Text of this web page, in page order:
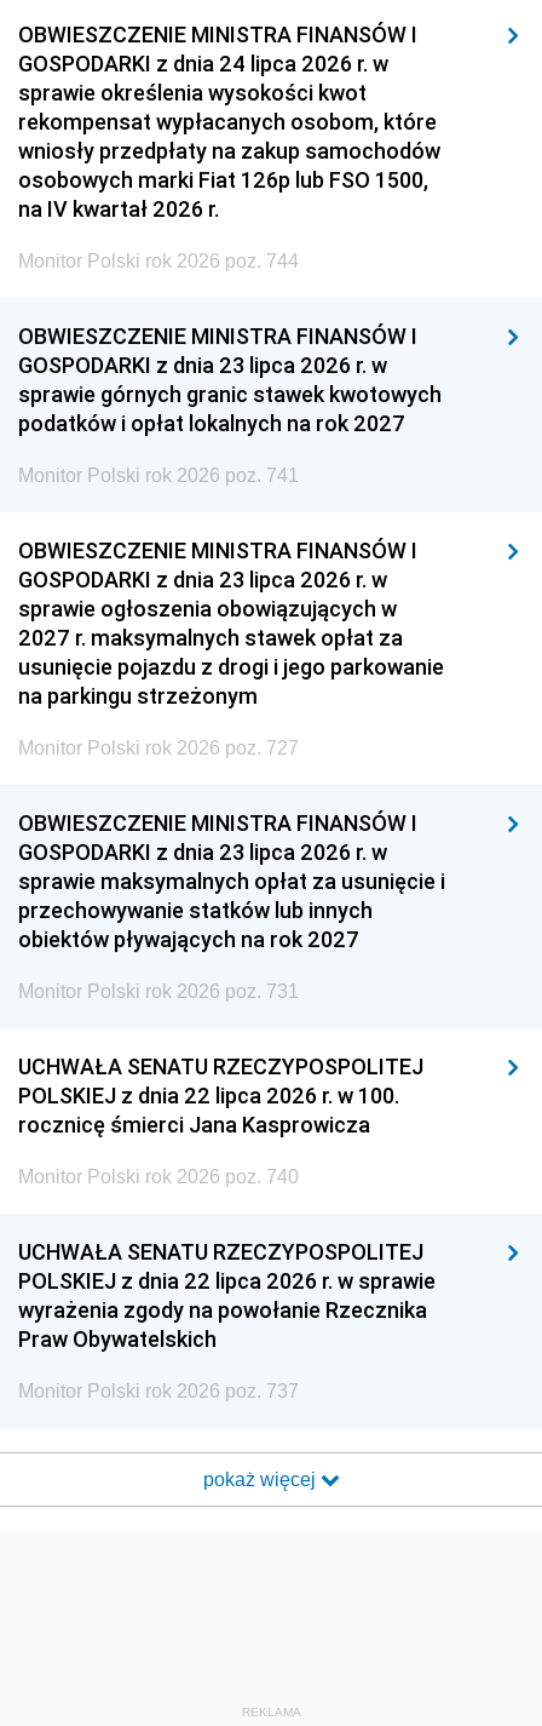
OBWIESZCZENIE MINISTRA FINANSÓW I
GOSPODARKI z dnia 24 lipca 2026 r. w
sprawie określenia wysokości kwot
rekompensat wypłacanych osobom, które
wniosły przedpłaty na zakup samochodów
osobowych marki Fiat 126p lub FSO 1500,
na IV kwartał 2026 r.
Monitor Polski rok 2026 poz. 744
OBWIESZCZENIE MINISTRA FINANSÓW I
GOSPODARKI z dnia 23 lipca 2026 r. w
sprawie górnych granic stawek kwotowych
podatków i opłat lokalnych na rok 2027
Monitor Polski rok 2026 poz. 741
OBWIESZCZENIE MINISTRA FINANSÓW I
GOSPODARKI z dnia 23 lipca 2026 r. w
sprawie ogłoszenia obowiązujących w
2027 r. maksymalnych stawek opłat za
usunięcie pojazdu z drogi i jego parkowanie
na parkingu strzeżonym
Monitor Polski rok 2026 poz. 727
OBWIESZCZENIE MINISTRA FINANSÓW I
GOSPODARKI z dnia 23 lipca 2026 r. w
sprawie maksymalnych opłat za usunięcie i
przechowywanie statków lub innych
obiektów pływających na rok 2027
Monitor Polski rok 2026 poz. 731
UCHWAŁA SENATU RZECZYPOSPOLITEJ
POLSKIEJ z dnia 22 lipca 2026 r. w 100.
rocznicę śmierci Jana Kasprowicza
Monitor Polski rok 2026 poz. 740
UCHWAŁA SENATU RZECZYPOSPOLITEJ
POLSKIEJ z dnia 22 lipca 2026 r. w sprawie
wyrażenia zgody na powołanie Rzecznika
Praw Obywatelskich
Monitor Polski rok 2026 poz. 737
pokaż więcej
REKLAMA